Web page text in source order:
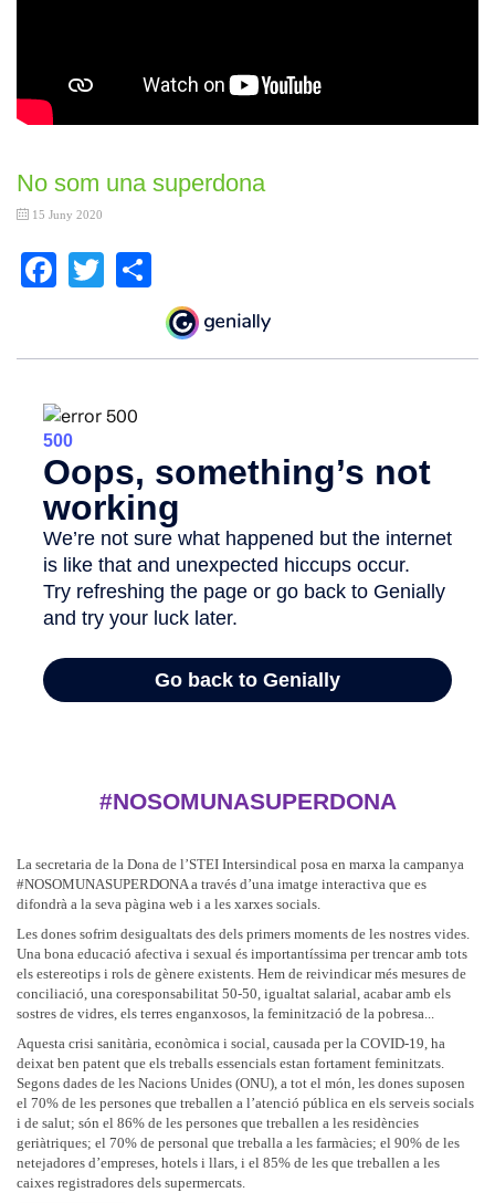
No som una superdona
15 Juny 2020
Facebook
Twitter
#NOSOMUNASUPERDONA
La secretaria de la Dona de l’STEI Intersindical posa en marxa la campanya
#NOSOMUNASUPERDONA a través d’una imatge interactiva que es
difondrà a la seva pàgina web i a les xarxes socials.
Les dones sofrim desigualtats des dels primers moments de les nostres vides.
Una bona educació afectiva i sexual és importantíssima per trencar amb tots
els estereotips i rols de gènere existents. Hem de reivindicar més mesures de
conciliació, una coresponsabilitat 50-50, igualtat salarial, acabar amb els
sostres de vidres, els terres enganxosos, la feminització de la pobresa...
Aquesta crisi sanitària, econòmica i social, causada per la COVID-19, ha
deixat ben patent que els treballs essencials estan fortament feminitzats.
Segons dades de les Nacions Unides (ONU), a tot el món, les dones suposen
el 70% de les persones que treballen a l’atenció pública en els serveis socials
i de salut; són el 86% de les persones que treballen a les residències
geriàtriques; el 70% de personal que treballa a les farmàcies; el 90% de les
netejadores d’empreses, hotels i llars, i el 85% de les que treballen a les
caixes registradores dels supermercats.